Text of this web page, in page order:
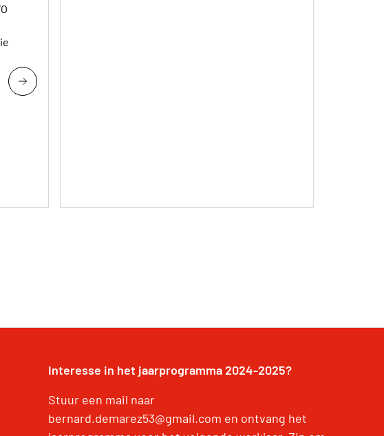
Interesse in het jaarprogramma 2024-2025?
Stuur een mail naar
bernard.demarez53@gmail.com en ontvang het